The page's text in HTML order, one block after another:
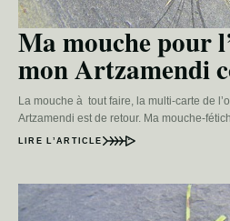
Ma mouche pour
mon Artzamendi
La mouche à tout faire, la multi-carte de
Artzamendi est de retour. Ma mouche-
LIRE L’ARTICLE